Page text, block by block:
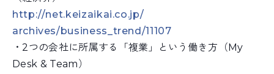
http://net.keizaikai.co.jp/
archives/business_trend/11107
・2つの会社に所属する「複業」という働き方（My
Desk & Team）